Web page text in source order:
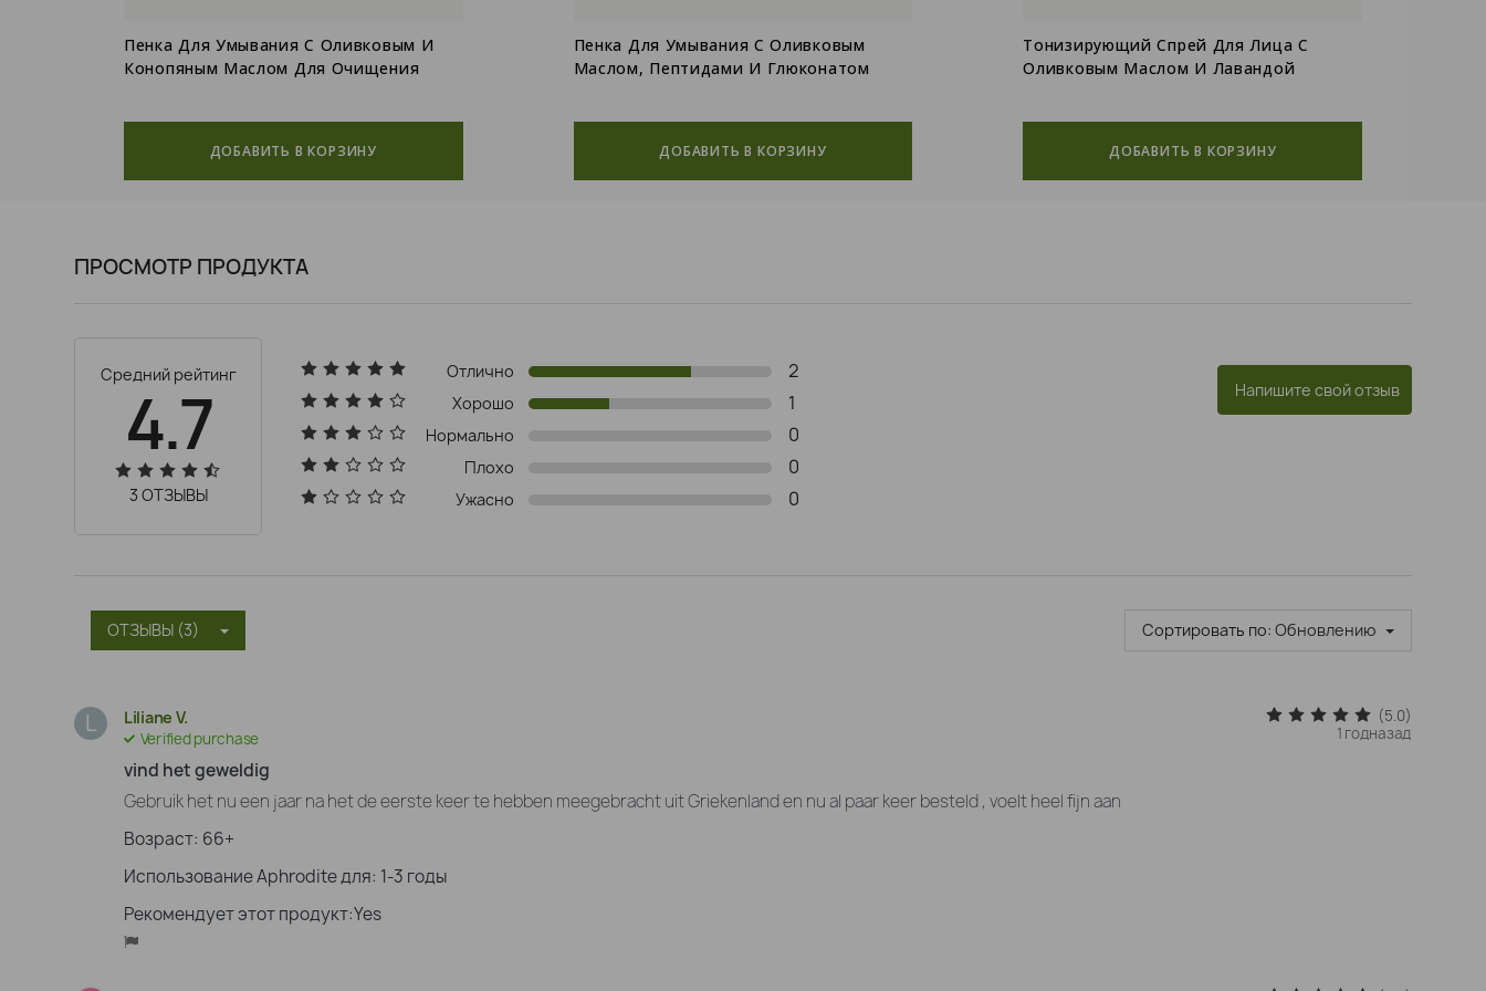
Пенка Для Умывания С Оливковым И
Конопяным Маслом Для Очищения
ДОБАВИТЬ В КОРЗИНУ
Пенка Для Умывания С Оливковым
Маслом, Пептидами И Глюконатом
ДОБАВИТЬ В КОРЗИНУ
Тонизирующий Спрей Для Лица С
Оливковым Маслом И Лавандой
ДОБАВИТЬ В КОРЗИНУ
ПРОСМОТР ПРОДУКТА
Средний рейтинг
4.7
3 ОТЗЫВЫ
Отлично 2
Хорошо 1
Нормально 0
Плохо 0
Ужасно 0
Напишите свой отзыв
ОТЗЫВЫ (3) Сортировать по: Обновлению
L Liliane V.
Verified purchase
(5.0)
1 годназад
vind het geweldig
Gebruik het nu een jaar na het de eerste keer te hebben meegebracht uit Griekenland en nu al paar keer besteld , voelt heel fijn aan
Возраст: 66+
Использование Aphrodite для: 1-3 годы
Рекомендует этот продукт:Yes